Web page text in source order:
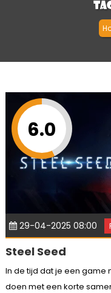
6.0
29-04-2025 08:00
Steel Seed
In de tijd dat je een game
doen met een korte